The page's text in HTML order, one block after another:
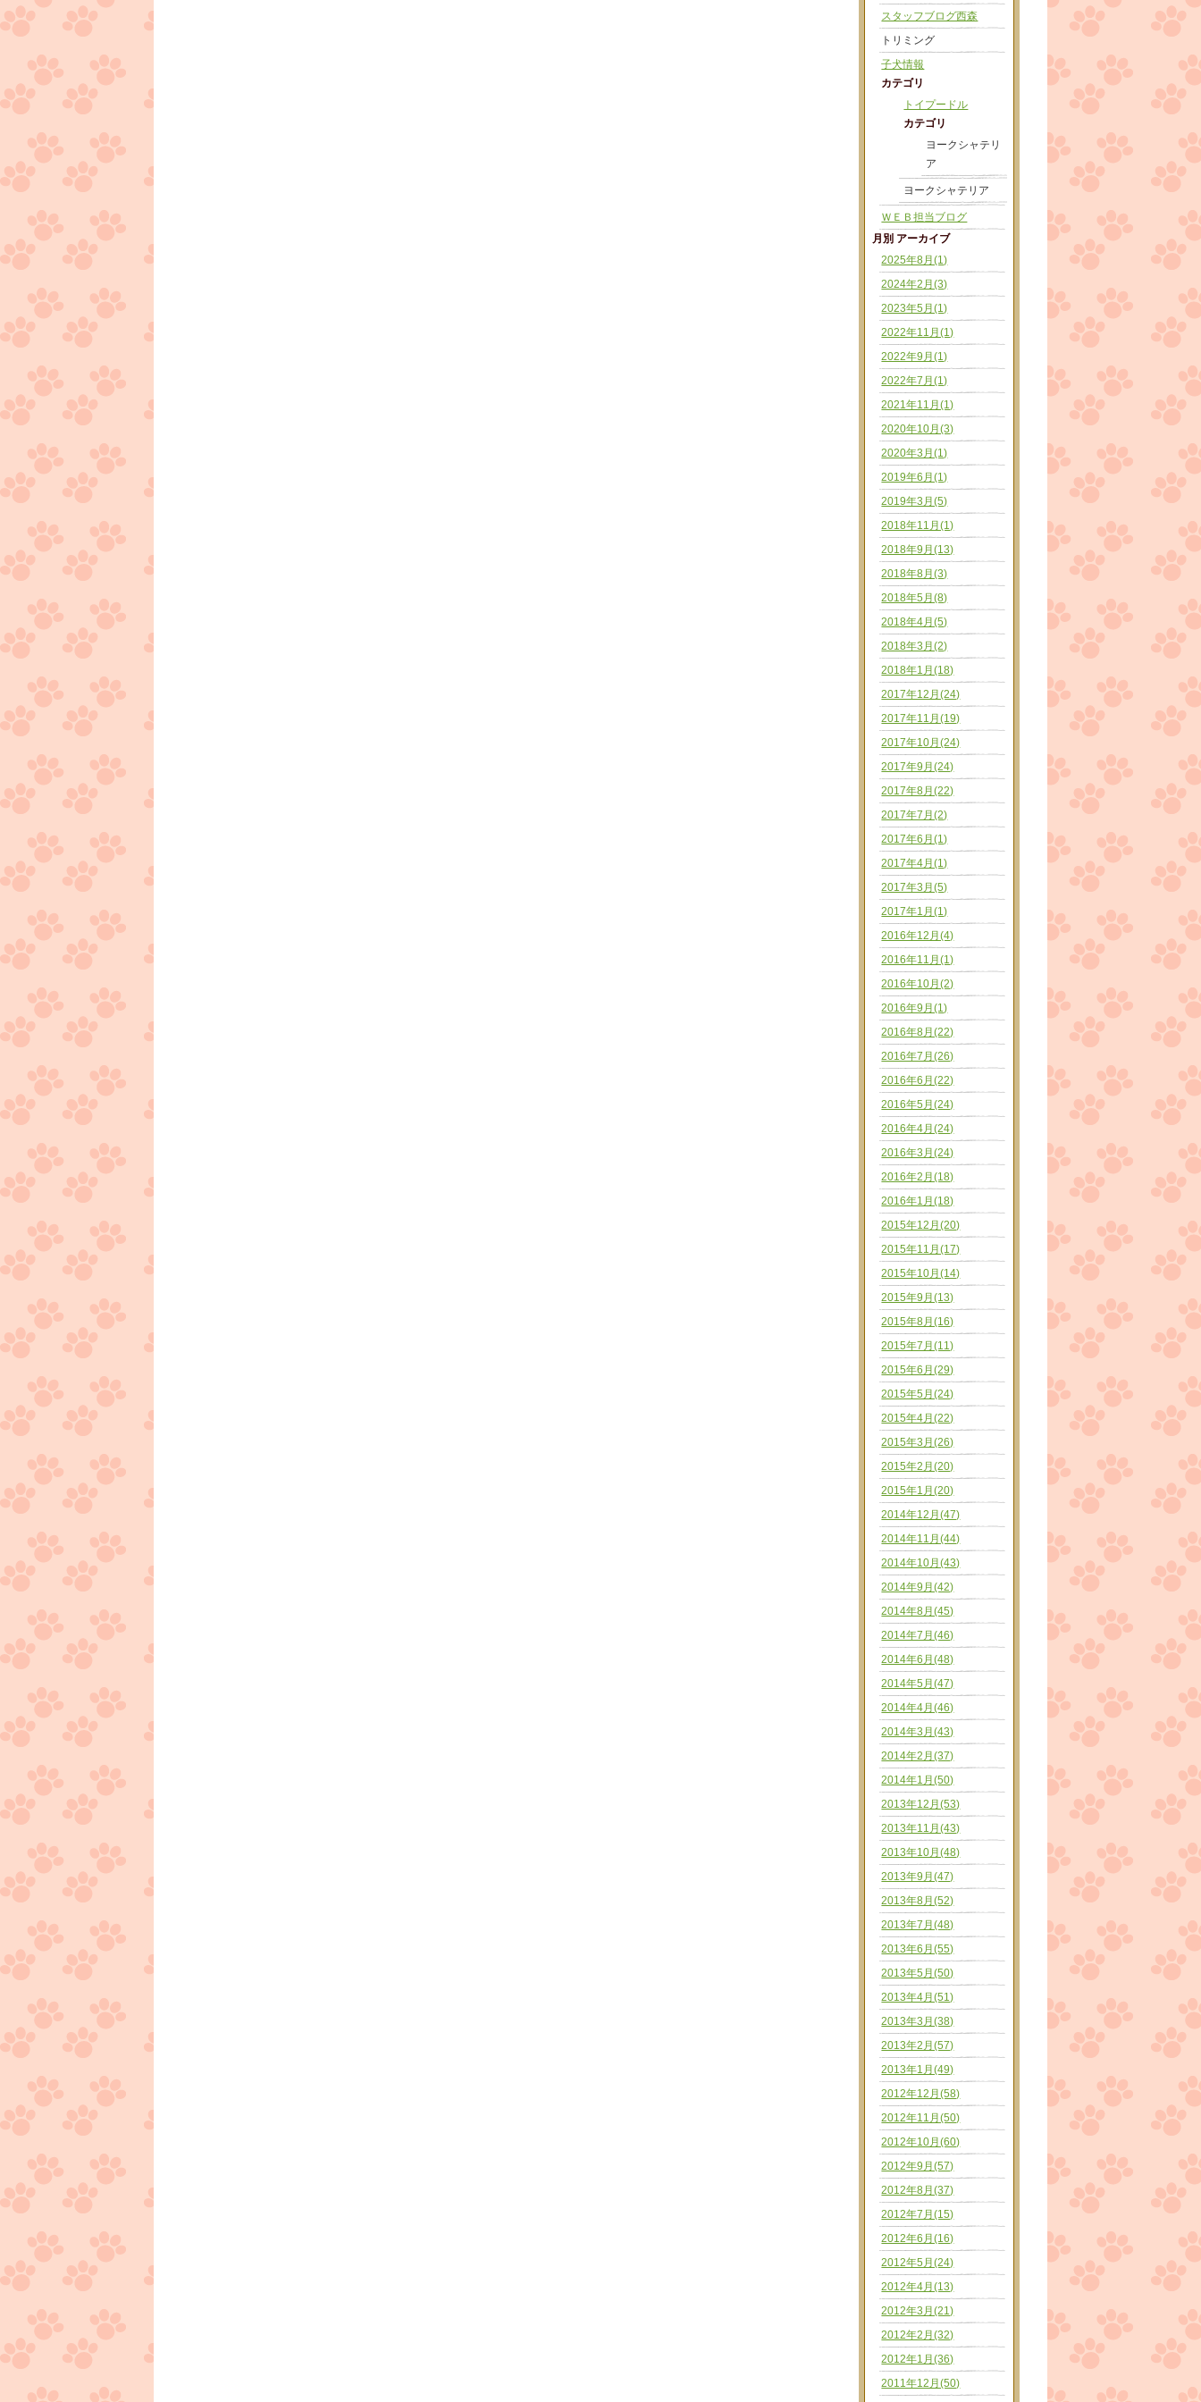
スタッフブログ西森
トリミング
子犬情報
カテゴリ
トイプードル
カテゴリ
ヨークシャテリ
ア
ヨークシャテリア
ＷＥＢ担当ブログ
月別 アーカイブ
2025年8月(1)
2024年2月(3)
2023年5月(1)
2022年11月(1)
2022年9月(1)
2022年7月(1)
2021年11月(1)
2020年10月(3)
2020年3月(1)
2019年6月(1)
2019年3月(5)
2018年11月(1)
2018年9月(13)
2018年8月(3)
2018年5月(8)
2018年4月(5)
2018年3月(2)
2018年1月(18)
2017年12月(24)
2017年11月(19)
2017年10月(24)
2017年9月(24)
2017年8月(22)
2017年7月(2)
2017年6月(1)
2017年4月(1)
2017年3月(5)
2017年1月(1)
2016年12月(4)
2016年11月(1)
2016年10月(2)
2016年9月(1)
2016年8月(22)
2016年7月(26)
2016年6月(22)
2016年5月(24)
2016年4月(24)
2016年3月(24)
2016年2月(18)
2016年1月(18)
2015年12月(20)
2015年11月(17)
2015年10月(14)
2015年9月(13)
2015年8月(16)
2015年7月(11)
2015年6月(29)
2015年5月(24)
2015年4月(22)
2015年3月(26)
2015年2月(20)
2015年1月(20)
2014年12月(47)
2014年11月(44)
2014年10月(43)
2014年9月(42)
2014年8月(45)
2014年7月(46)
2014年6月(48)
2014年5月(47)
2014年4月(46)
2014年3月(43)
2014年2月(37)
2014年1月(50)
2013年12月(53)
2013年11月(43)
2013年10月(48)
2013年9月(47)
2013年8月(52)
2013年7月(48)
2013年6月(55)
2013年5月(50)
2013年4月(51)
2013年3月(38)
2013年2月(57)
2013年1月(49)
2012年12月(58)
2012年11月(50)
2012年10月(60)
2012年9月(57)
2012年8月(37)
2012年7月(15)
2012年6月(16)
2012年5月(24)
2012年4月(13)
2012年3月(21)
2012年2月(32)
2012年1月(36)
2011年12月(50)